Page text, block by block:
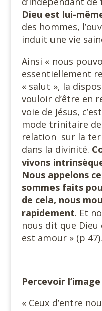
Dieu est lui-
des hommes,
induit une vie
Ainsi « nous
essentiellement
« salut », la
vouloir d’être en
voie de Jésus,
mode trinitaire de
relation sur la
dans la divinité.
vivons
Nous appelons
sommes faits
de cela, nous
rapidement. Et
nous dit que Dieu
est amour » (p 47).
Percevoir
« Ceux d’entre